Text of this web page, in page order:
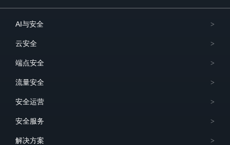
AI与安全
云安全
端点安全
流量安全
安全运营
安全服务
解决方案